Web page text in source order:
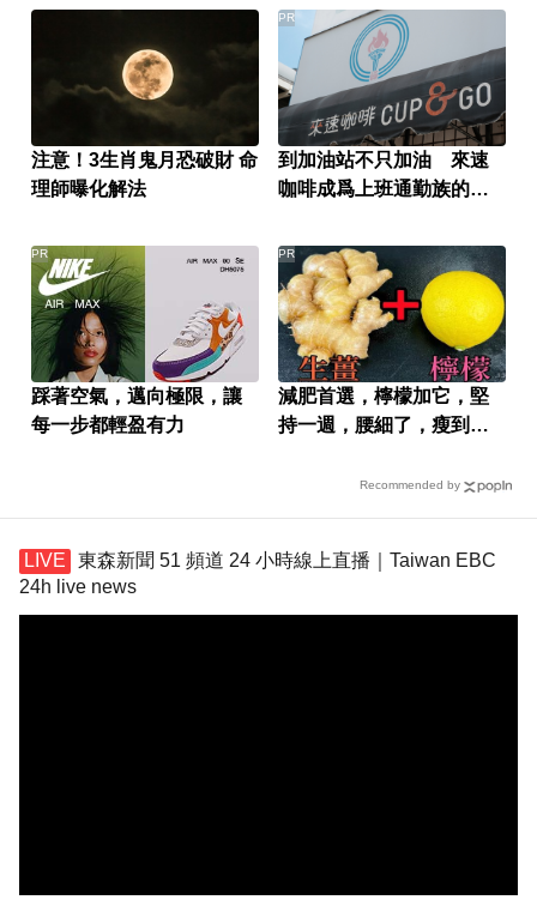
注意！3生肖鬼月恐破財 命
理師曝化解法
到加油站不只加油 來速
咖啡成爲上班通勤族的新
PR
踩著空氣，邁向極限，讓
每一步都輕盈有力
PR
減肥首選，檸檬加它，堅
持一週，腰細了，瘦到你
PR
Recommended by
東森新聞 51 頻道 24 小時線上直播｜Taiwan EBC
24h live news